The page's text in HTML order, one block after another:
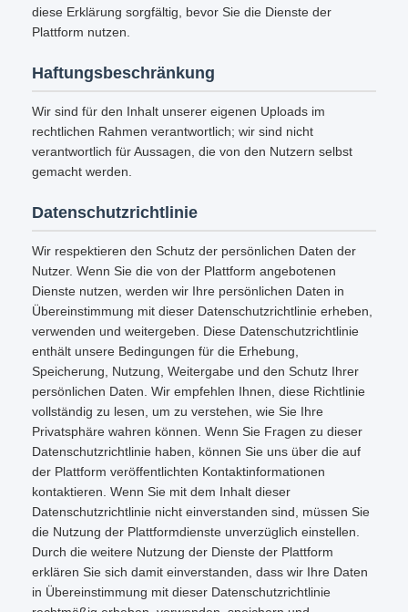
diese Erklärung sorgfältig, bevor Sie die Dienste der
Plattform nutzen.
Haftungsbeschränkung
Wir sind für den Inhalt unserer eigenen Uploads im
rechtlichen Rahmen verantwortlich; wir sind nicht
verantwortlich für Aussagen, die von den Nutzern selbst
gemacht werden.
Datenschutzrichtlinie
Wir respektieren den Schutz der persönlichen Daten der
Nutzer. Wenn Sie die von der Plattform angebotenen
Dienste nutzen, werden wir Ihre persönlichen Daten in
Übereinstimmung mit dieser Datenschutzrichtlinie erheben,
verwenden und weitergeben. Diese Datenschutzrichtlinie
enthält unsere Bedingungen für die Erhebung,
Speicherung, Nutzung, Weitergabe und den Schutz Ihrer
persönlichen Daten. Wir empfehlen Ihnen, diese Richtlinie
vollständig zu lesen, um zu verstehen, wie Sie Ihre
Privatsphäre wahren können. Wenn Sie Fragen zu dieser
Datenschutzrichtlinie haben, können Sie uns über die auf
der Plattform veröffentlichten Kontaktinformationen
kontaktieren. Wenn Sie mit dem Inhalt dieser
Datenschutzrichtlinie nicht einverstanden sind, müssen Sie
die Nutzung der Plattformdienste unverzüglich einstellen.
Durch die weitere Nutzung der Dienste der Plattform
erklären Sie sich damit einverstanden, dass wir Ihre Daten
in Übereinstimmung mit dieser Datenschutzrichtlinie